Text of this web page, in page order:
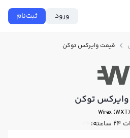
ورود ثبت‌نام
قیمت وایرکس توکن
توکن
Wirex (WXT)
0%